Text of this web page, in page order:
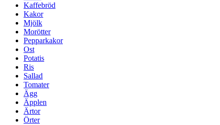
Kaffebröd
Kakor
Mjölk
Morötter
Pepparkakor
Ost
Potatis
Ris
Sallad
Tomater
Ägg
Äpplen
Ärtor
Örter